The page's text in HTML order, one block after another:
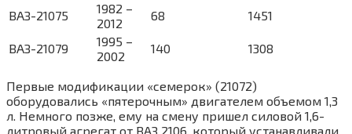
ВАЗ-21075
1982 –
2012
68 1451
ВАЗ-21079
1995 –
2002
140 1308
Первые модификации «семерок» (21072)
оборудовались «пятерочным» двигателем объемом 1,3
л. Немного позже, ему на смену пришел силовой 1,6-
литровый агрегат от ВАЗ 2106, который устанавливали